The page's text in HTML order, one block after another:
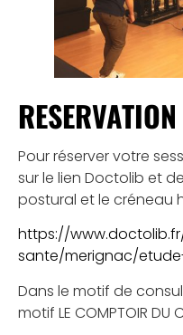
RESERVATION
Pour réserver votre
sur le lien Doctolib et
postural et le créneau
https://
sante/merignac/
Dans le motif de
motif LE COMPTOIR DU